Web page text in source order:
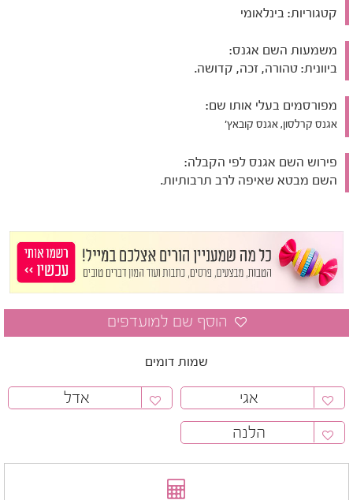
קטגוריות: בינלאומי
משמעות השם אגנס:
ביוונית: טהורה, זכה, קדושה.
מפורסמים בעלי אותו שם:
אגנס קרלסון, אגנס קובאץ'
פירוש השם אגנס לפי הקבלה:
השם מבטא שאיפה לרב תרבותיות.
שמות דומים
אגי
אדל
הלנה